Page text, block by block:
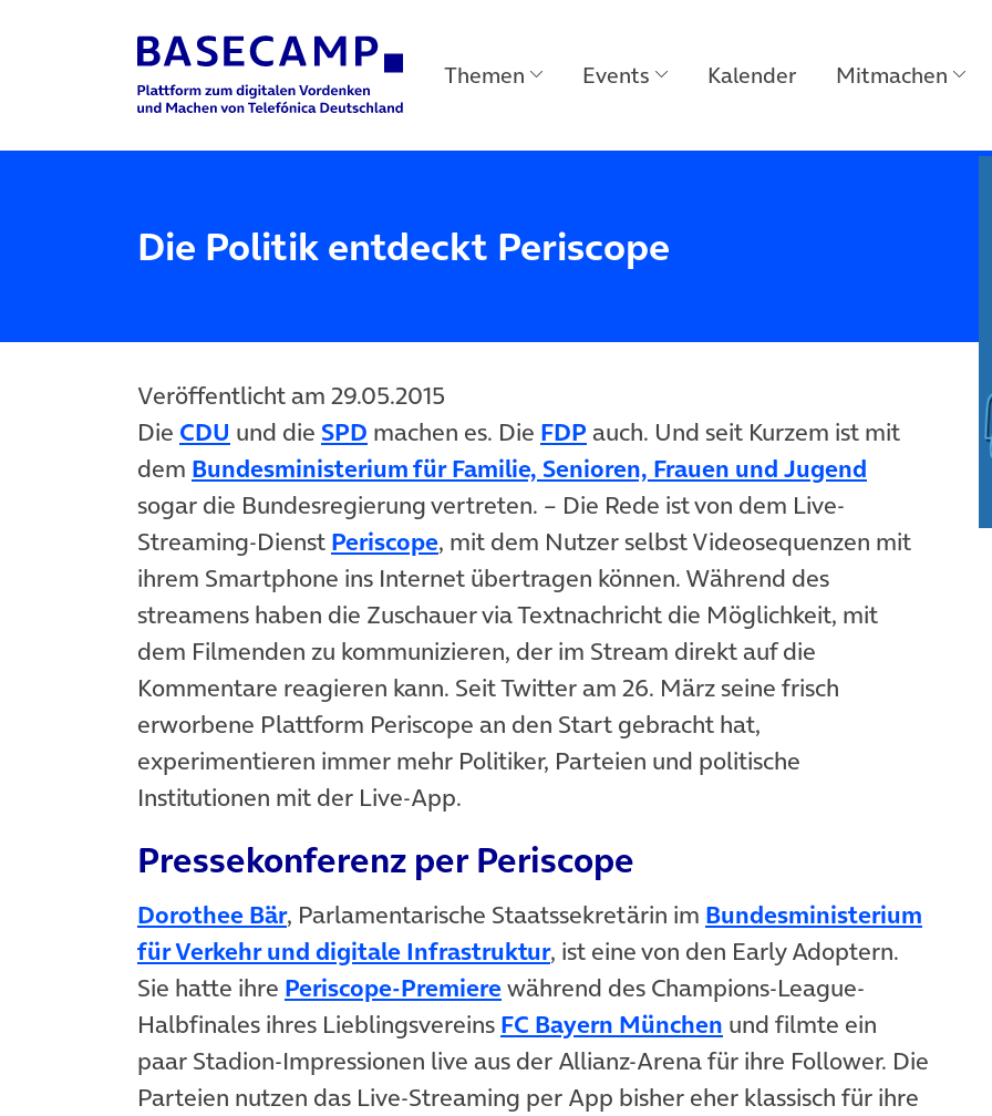
Main Navigation Themen Events Kalender Mitmachen
Die Politik entdeckt Periscope
Veröffentlicht am 29.05.2015
Die CDU (öffnet in neuem Tab)
und die SPD (öffnet in neuem Tab)
machen es. Die FDP (öffnet in neuem Tab)
auch. Und seit Kurzem ist mit
dem Bundesministerium für Familie, Senioren, Frauen und Jugend (öffnet in
sogar die Bundesregierung vertreten. – Die Rede ist von dem Live-
Streaming-Dienst Periscope(öffnet in neuem Tab)
, mit dem Nutzer selbst Videosequenzen mit
ihrem Smartphone ins Internet übertragen können. Während des
streamens haben die Zuschauer via Textnachricht die Möglichkeit, mit
dem Filmenden zu kommunizieren, der im Stream direkt auf die
Kommentare reagieren kann. Seit Twitter am 26. März seine frisch
erworbene Plattform Periscope an den Start gebracht hat,
experimentieren immer mehr Politiker, Parteien und politische
Institutionen mit der Live-App.
Pressekonferenz per Periscope
Dorothee Bär(öffnet in neuem Tab)
, Parlamentarische Staatssekretärin im Bundesministerium
für Verkehr und digitale Infrastruktur(öffnet in neuem Tab)
, ist eine von den Early Adoptern.
Sie hatte ihre Periscope-Premiere(öffnet in neuem Tab)
während des Champions-League-
Halbfinales ihres Lieblingsvereins FC Bayern München (öffnet in neuem Tab)
und filmte ein
paar Stadion-Impressionen live aus der Allianz-Arena für ihre Follower. Die
Parteien nutzen das Live-Streaming per App bisher eher klassisch für ihre